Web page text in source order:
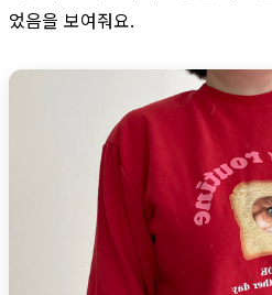
었음을 보여줘요.